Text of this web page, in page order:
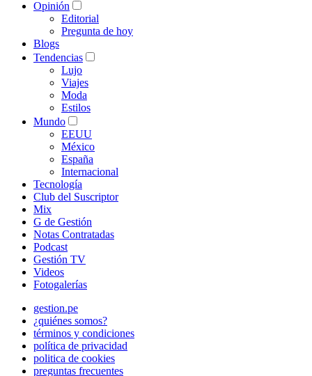
Opinión
Editorial
Pregunta de hoy
Blogs
Tendencias
Lujo
Viajes
Moda
Estilos
Mundo
EEUU
México
España
Internacional
Tecnología
Club del Suscriptor
Mix
G de Gestión
Notas Contratadas
Podcast
Gestión TV
Videos
Fotogalerías
gestion.pe
¿quiénes somos?
términos y condiciones
política de privacidad
politica de cookies
preguntas frecuentes